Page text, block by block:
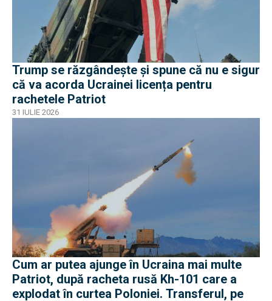
Trump se răzgândește și spune că nu e sigur
că va acorda Ucrainei licența pentru
rachetele Patriot
31 IULIE 2026
Cum ar putea ajunge în Ucraina mai multe
Patriot, după racheta rusă Kh-101 care a
explodat în curtea Poloniei. Transferul, pe